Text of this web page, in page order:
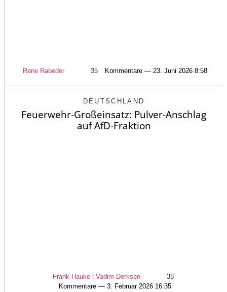
Rene Rabeder 35 Kommentare — 23. Juni 2026 8:58
DEUTSCHLAND
Feuerwehr-Großeinsatz: Pulver-Anschlag
auf AfD-Fraktion
Frank Hauke | Vadim Derksen
38
Kommentare — 3. Februar 2026 16:35